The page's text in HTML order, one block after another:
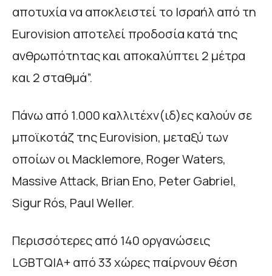
αποτυχία να αποκλειστεί το Ισραήλ από τη
Eurovision αποτελεί προδοσία κατά της
ανθρωπότητας και αποκαλύπτει 2 μέτρα
και 2 σταθμά”.
Πάνω από 1.000 καλλιτέχν(ιδ)ες καλούν σε
μποϊκοτάζ της Eurovision, μεταξύ των
οποίων οι Macklemore, Roger Waters,
Massive Attack, Brian Eno, Peter Gabriel,
Sigur Rós, Paul Weller.
Περισσότερες από 140 οργανώσεις
LGBTQIA+ από 33 χώρες παίρνουν θέση